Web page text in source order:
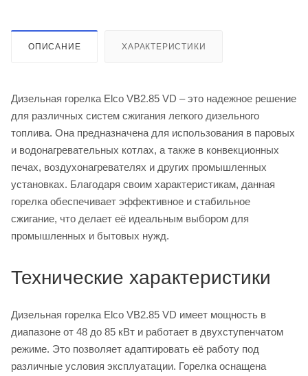
ОПИСАНИЕ ХАРАКТЕРИСТИКИ
Дизельная горелка Elco VB2.85 VD – это надежное решение
для различных систем сжигания легкого дизельного
топлива. Она предназначена для использования в паровых
и водонагревательных котлах, а также в конвекционных
печах, воздухонагревателях и других промышленных
установках. Благодаря своим характеристикам, данная
горелка обеспечивает эффективное и стабильное
сжигание, что делает её идеальным выбором для
промышленных и бытовых нужд.
Технические характеристики
Дизельная горелка Elco VB2.85 VD имеет мощность в
диапазоне от 48 до 85 кВт и работает в двухступенчатом
режиме. Это позволяет адаптировать её работу под
различные условия эксплуатации. Горелка оснащена